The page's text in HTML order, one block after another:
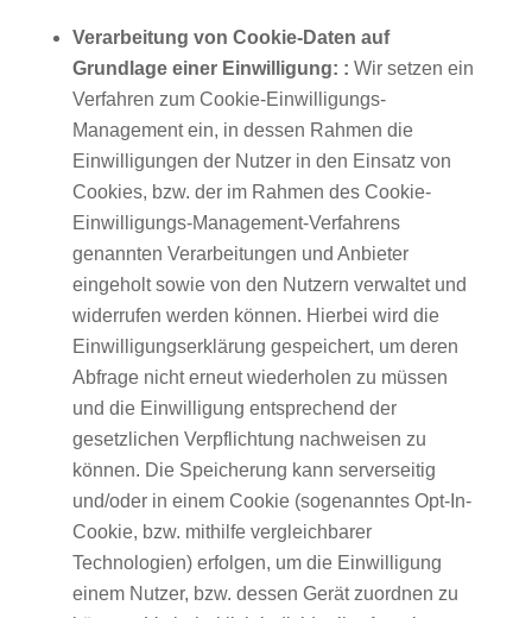
Verarbeitung von Cookie-Daten auf
Grundlage einer Einwilligung: : Wir setzen ein
Verfahren zum Cookie-Einwilligungs-
Management ein, in dessen Rahmen die
Einwilligungen der Nutzer in den Einsatz von
Cookies, bzw. der im Rahmen des Cookie-
Einwilligungs-Management-Verfahrens
genannten Verarbeitungen und Anbieter
eingeholt sowie von den Nutzern verwaltet und
widerrufen werden können. Hierbei wird die
Einwilligungserklärung gespeichert, um deren
Abfrage nicht erneut wiederholen zu müssen
und die Einwilligung entsprechend der
gesetzlichen Verpflichtung nachweisen zu
können. Die Speicherung kann serverseitig
und/oder in einem Cookie (sogenanntes Opt-In-
Cookie, bzw. mithilfe vergleichbarer
Technologien) erfolgen, um die Einwilligung
einem Nutzer, bzw. dessen Gerät zuordnen zu